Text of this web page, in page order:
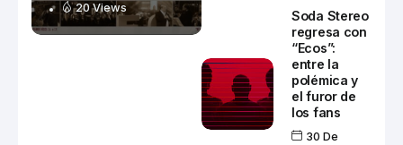
20 Views
Soda Stereo
regresa con
“Ecos”:
entre la
polémica y
el furor de
los fans
30 De